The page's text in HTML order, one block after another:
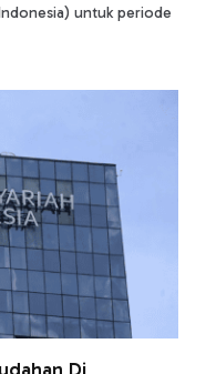
untuk periode